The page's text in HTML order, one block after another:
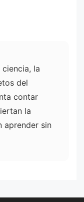
la
del
contar
la
aprender sin